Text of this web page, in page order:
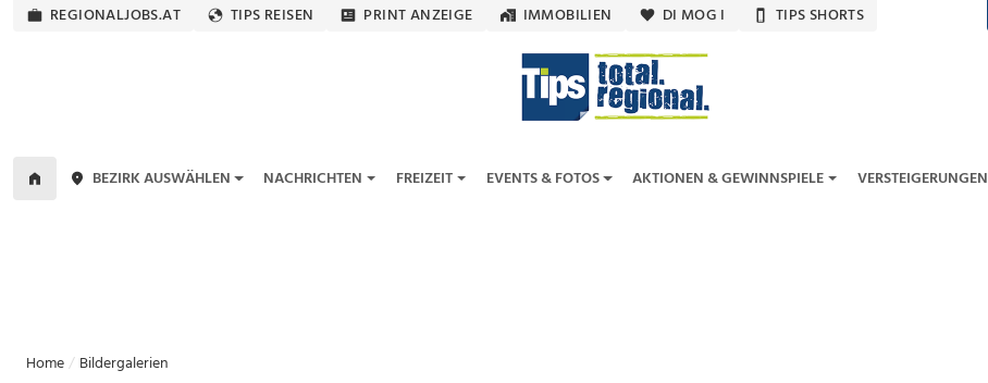
REGIONALJOBS.AT TIPS REISEN PRINT ANZEIGE IMMOBILIEN DI MOG I TIPS SHORTS
BEZIRK AUSWÄHLEN NACHRICHTEN FREIZEIT EVENTS & FOTOS AKTIONEN & GEWINNSPIELE VERSTEIGERUNGEN
Home Bildergalerien